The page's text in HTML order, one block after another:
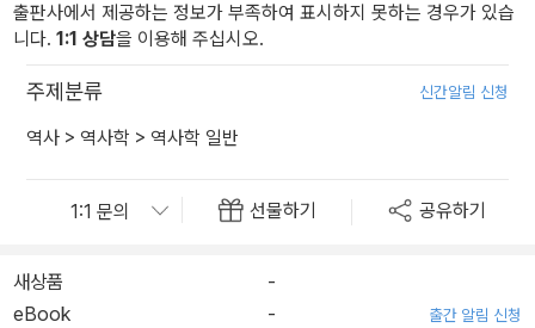
출판사에서 제공하는 정보가 부족하여 표시하지 못하는 경우가 있습
니다. 1:1 상담을 이용해 주십시오.
주제분류 신간알림 신청
역사 > 역사학 > 역사학 일반
선물하기 공유하기
새상품
-
eBook
- 출간 알림 신청